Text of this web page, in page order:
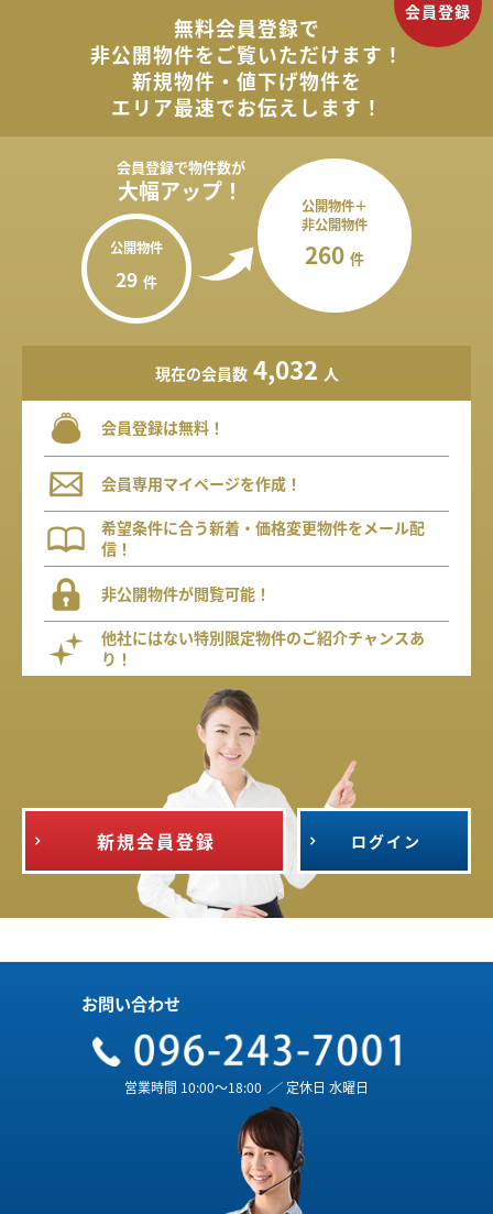
無料会員登録で
非公開物件をご覧いただけます！
新規物件・値下げ物件を
エリア最速でお伝えします！
会員登録で物件数が
大幅アップ！
公開物件
29 件
公開物件＋
非公開物件
260 件
現在の会員数 4,032 人
会員登録は無料！
会員専用マイページを作成！
希望条件に合う新着・価格変更物件をメール配
信！
非公開物件が閲覧可能！
他社にはない特別限定物件のご紹介チャンスあ
り！
新規会員登録 ログイン
お問い合わせ
営業時間 10:00～18:00 ／ 定休日 水曜日